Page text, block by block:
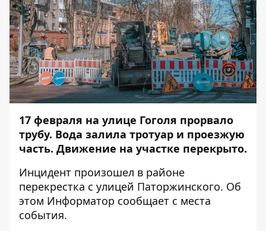
17 февраля на улице Гоголя прорвало
трубу. Вода залила тротуар и проезжую
часть. Движение на участке перекрыто.
Инцидент произошел в районе
перекрестка с улицей Паторжинского. Об
этом Информатор сообщает с места
события.